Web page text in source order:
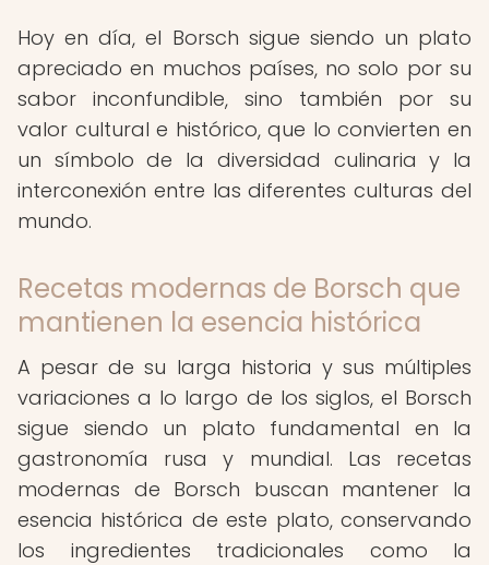
Hoy en día, el Borsch sigue siendo un plato
apreciado en muchos países, no solo por su
sabor inconfundible, sino también por su
valor cultural e histórico, que lo convierten en
un símbolo de la diversidad culinaria y la
interconexión entre las diferentes culturas del
mundo.
Recetas modernas de Borsch que
mantienen la esencia histórica
A pesar de su larga historia y sus múltiples
variaciones a lo largo de los siglos, el Borsch
sigue siendo un plato fundamental en la
gastronomía rusa y mundial. Las recetas
modernas de Borsch buscan mantener la
esencia histórica de este plato, conservando
los ingredientes tradicionales como la